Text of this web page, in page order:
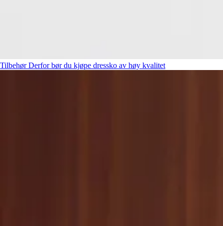
Tilbehør Derfor bør du kjøpe dressko av høy kvalitet